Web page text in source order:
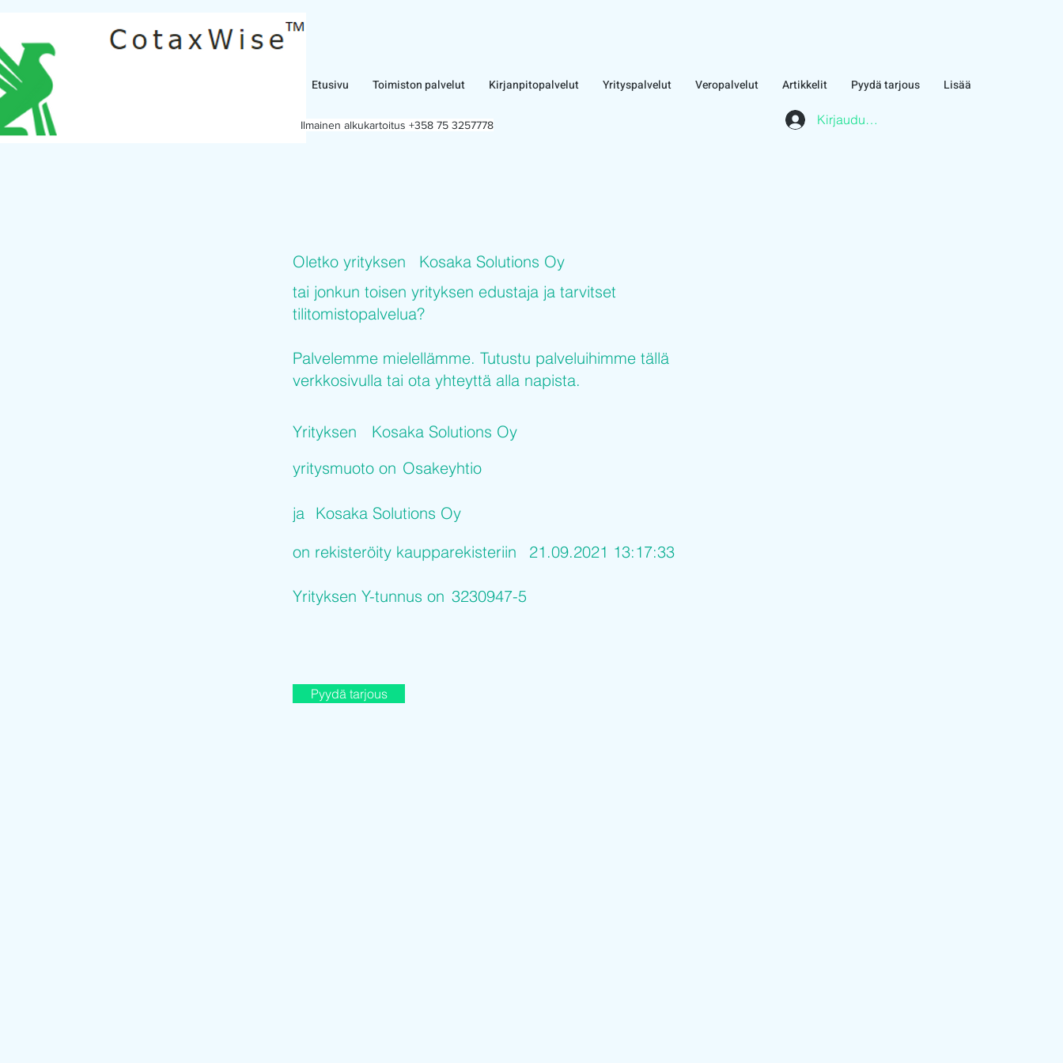
Etusivu Toimiston palvelut Kirjanpitopalvelut Yrityspalvelut Veropalvelut Artikkelit Pyydä tarjous Lisää
Kirjaudu asiakasalueelle
Ilmainen alkukartoitus +358 75 3257778
Oletko yrityksen
tai jonkun toisen yrityksen edustaja ja tarvitset
tilitomistopalvelua?
Palvelemme mielellämme. Tutustu palveluihimme tällä
verkkosivulla tai ota yhteyttä alla napista.
Yrityksen
Osakeyhtio
yritysmuoto on
ja Kosaka Solutions Oy
on rekisteröity kaupparekisteriin
21.09.2021 13:17:33
Yrityksen Y-tunnus on 3230947-5
Pyydä tarjous
Kosaka Solutions Oy
Kosaka Solutions Oy